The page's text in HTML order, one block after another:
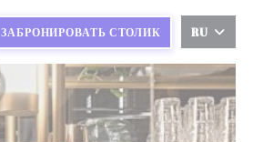
ЗАБРОНИРОВАТЬ СТОЛИК RU